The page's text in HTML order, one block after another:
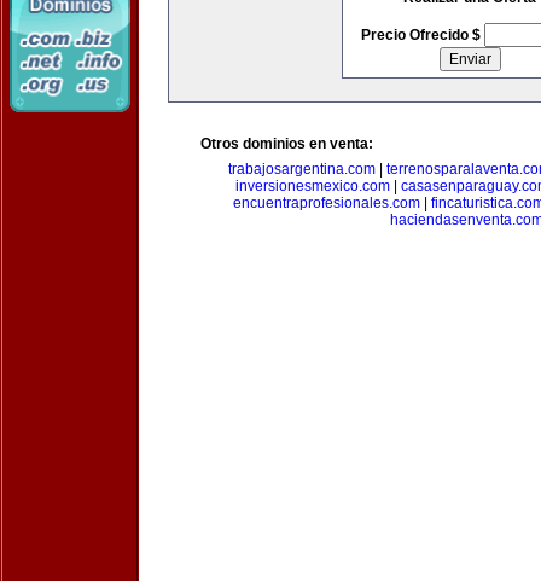
Precio Ofrecido $
Otros dominios en venta:
trabajosargentina.com
inversionesmexico.com
encuentraprofesionales.com